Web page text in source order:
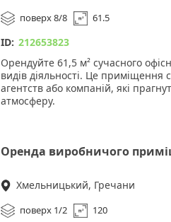
поверх 8/8 61.5
ID: 212653823
Орендуйте 61,5 м² сучасного
видів діяльності. Це
агентств або компаній, які
атмосферу.
• Поверх: 4-й
• Комунікації: Власний
Переваги:
Оренда виробничого
Хмельницький, Гречани
поверх 1/2 120